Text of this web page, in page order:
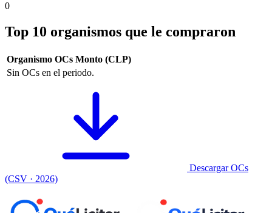
0
Top 10 organismos que le compraron
Organismo OCs Monto (CLP)
Sin OCs en el periodo.
Descargar OCs
(CSV · 2026)